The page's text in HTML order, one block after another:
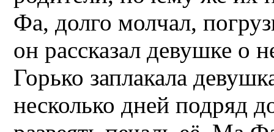
Фа, долго молчал,
он рассказал девушке о
Горько заплакала
несколько дней подряд